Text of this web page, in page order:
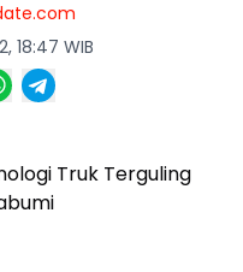
18:47 WIB